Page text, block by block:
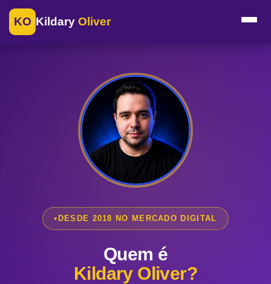
KO Kildary Oliver
DESDE 2018 NO MERCADO DIGITAL
Quem é
Kildary Oliver?